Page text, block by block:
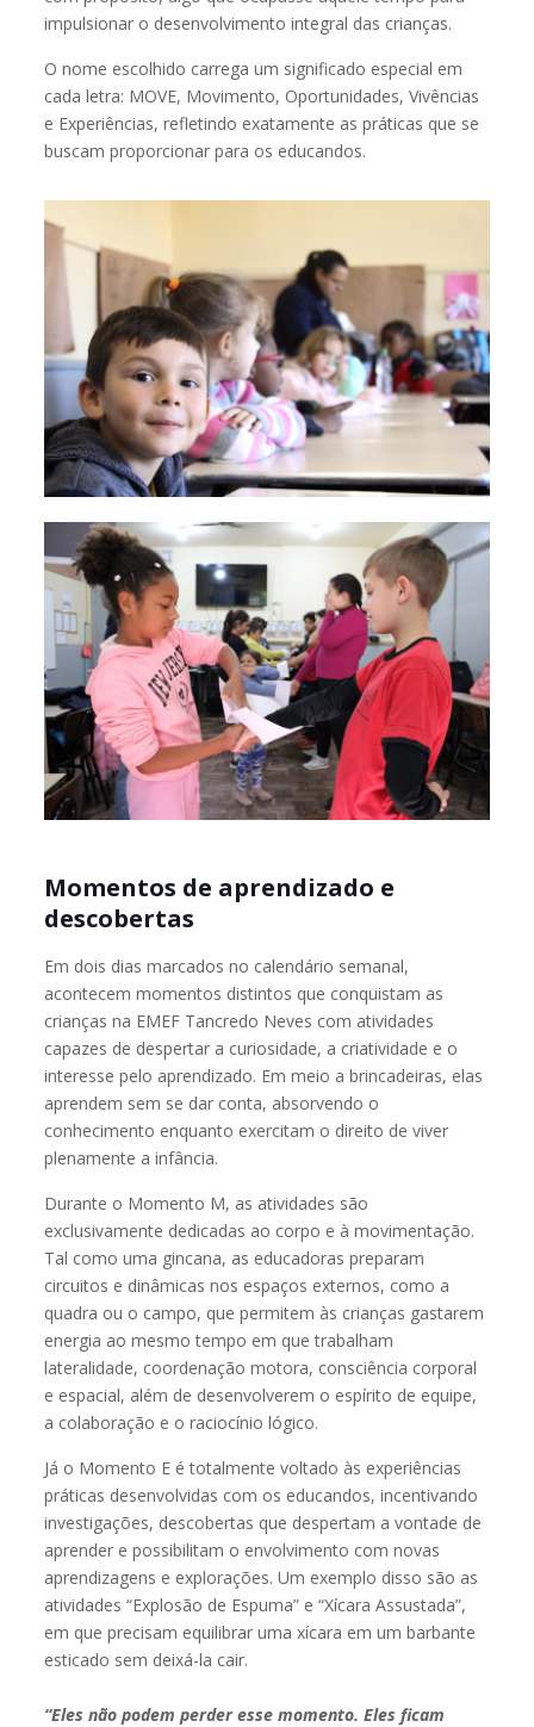
impulsionar o desenvolvimento integral das crianças.
O nome escolhido carrega um significado especial em
cada letra: MOVE, Movimento, Oportunidades, Vivências
e Experiências, refletindo exatamente as práticas que se
buscam proporcionar para os educandos.
Momentos de aprendizado e
descobertas
Em dois dias marcados no calendário semanal,
acontecem momentos distintos que conquistam as
crianças na EMEF Tancredo Neves com atividades
capazes de despertar a curiosidade, a criatividade e o
interesse pelo aprendizado. Em meio a brincadeiras, elas
aprendem sem se dar conta, absorvendo o
conhecimento enquanto exercitam o direito de viver
plenamente a infância.
Durante o Momento M, as atividades são
exclusivamente dedicadas ao corpo e à movimentação.
Tal como uma gincana, as educadoras preparam
circuitos e dinâmicas nos espaços externos, como a
quadra ou o campo, que permitem às crianças gastarem
energia ao mesmo tempo em que trabalham
lateralidade, coordenação motora, consciência corporal
e espacial, além de desenvolverem o espírito de equipe,
a colaboração e o raciocínio lógico.
Já o Momento E é totalmente voltado às experiências
práticas desenvolvidas com os educandos, incentivando
investigações, descobertas que despertam a vontade de
aprender e possibilitam o envolvimento com novas
aprendizagens e explorações. Um exemplo disso são as
atividades “Explosão de Espuma” e “Xícara Assustada”,
em que precisam equilibrar uma xícara em um barbante
esticado sem deixá-la cair.
“Eles não podem perder esse momento. Eles ficam